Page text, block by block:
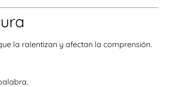
la ralentizan y afectan la comprensión.